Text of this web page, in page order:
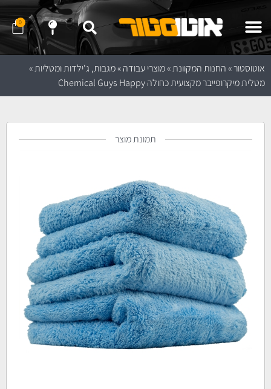
0
אוטוסטור»החנות המקוונת»מוצרי עבודה»מגבות, ג'ילדות ומטליות»
מטלית מיקרופייבר מקצועית כחולה Chemical Guys Happy
תמונת מוצר